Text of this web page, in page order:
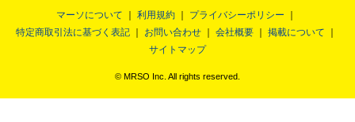
マーソについて 利用規約
プライバシーポリシー
特定商取引法に基づく表記
お問い合わせ 会社概要
掲載について
サイトマップ
© MRSO Inc. All rights reserved.